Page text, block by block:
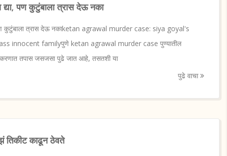
द्या, पण कुटुंबाला त्रास देऊ नका
पण कुटुंबाला त्रास देऊ नकाketan agrawal murder case: siya goyal's
innocent familyपुणे ketan agrawal murder case पुण्यातील
तपास जसजसा पुढे जात आहे, तसतशी या
पुढे वाचा
तिकीट काढून ठेवते